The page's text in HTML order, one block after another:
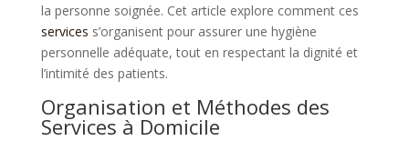
la personne soignée. Cet article explore comment ces
services s’organisent pour assurer une hygiène
personnelle adéquate, tout en respectant la dignité et
l’intimité des patients.
Organisation et Méthodes des
Services à Domicile